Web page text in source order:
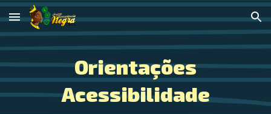
Skip to main content Skip to navigation
Orientações
Acessibilidade